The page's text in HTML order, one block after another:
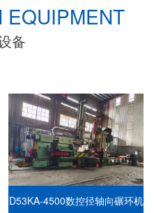
EQUIPMENT
备
D53KA-4500数控径轴向碾环机